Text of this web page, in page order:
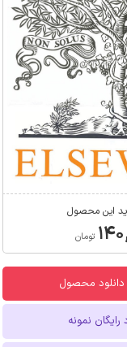
این محصول
تومان
دانلود محصول
رایگان نمونه